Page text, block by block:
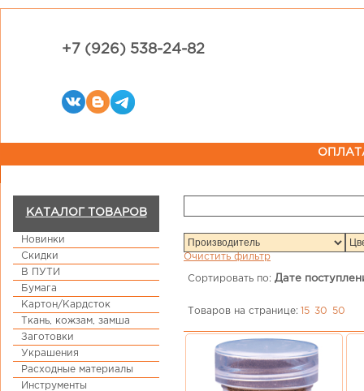
+7 (926) 538-24-82
КАТАЛОГ ТОВАРОВ
Новинки
Скидки
В ПУТИ
Бумага
Картон/Кардсток
Ткань, кожзам, замша
Заготовки
Украшения
Расходные материалы
Инструменты
Очистить фильтр
Сортировать по: Дате
Товаров на странице: 15 30 50